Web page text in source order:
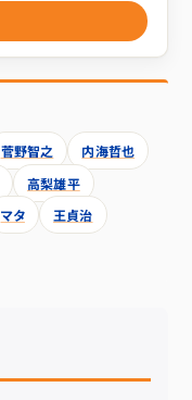
菅野智之
内海哲也
高梨雄平
マタ
王貞治